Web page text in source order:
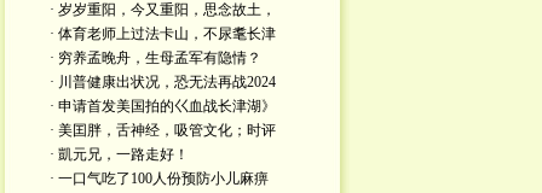
· 岁岁重阳，今又重阳，思念故土，
· 体育老师上过法卡山，不尿耄长津
· 穷养孟晚舟，生母孟军有隐情？
· 川普健康出状况，恐无法再战2024
· 申请首发美国拍的巜血战长津湖》
· 美囯胖，舌神经，吸管文化；时评
· 凱元兄，一路走好！
· 一口气吃了100人份预防小儿麻痹